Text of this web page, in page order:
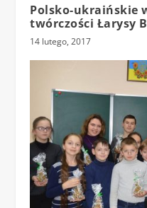
Polsko-ukraińskie
twórczości Łarysy
14 lutego, 2017